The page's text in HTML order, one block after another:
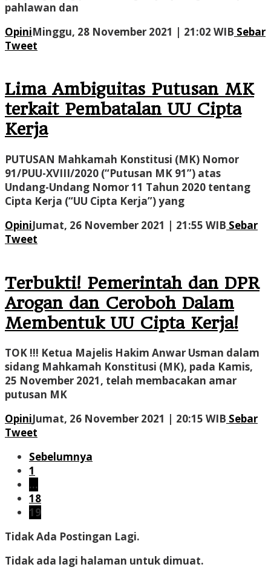
pahlawan dan
OpiniMinggu, 28 November 2021 | 21:02 WIB oleh
Sebar
Tweet
Lima Ambiguitas Putusan MK
terkait Pembatalan UU Cipta
Kerja
PUTUSAN Mahkamah Konstitusi (MK) Nomor
91/PUU-XVIII/2020 (“Putusan MK 91”) atas
Undang-Undang Nomor 11 Tahun 2020 tentang
Cipta Kerja (“UU Cipta Kerja”) yang
OpiniJumat, 26 November 2021 | 21:55 WIB oleh
Sebar
Tweet
Terbukti! Pemerintah dan DPR
Arogan dan Ceroboh Dalam
Membentuk UU Cipta Kerja!
TOK !!! Ketua Majelis Hakim Anwar Usman dalam
sidang Mahkamah Konstitusi (MK), pada Kamis,
25 November 2021, telah membacakan amar
putusan MK
OpiniJumat, 26 November 2021 | 20:15 WIB oleh
Sebar
Tweet
Sebelumnya
1
…
18
19
Tidak Ada Postingan Lagi.
Tidak ada lagi halaman untuk dimuat.